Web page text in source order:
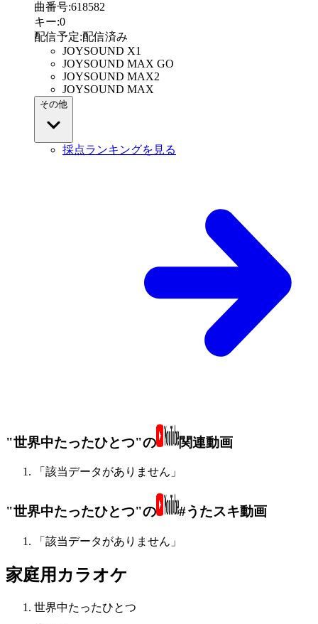
曲番号:618582
キー:0
配信予定:配信済み
JOYSOUND X1
JOYSOUND MAX GO
JOYSOUND MAX2
JOYSOUND MAX
その他
採点ランキングを見る
"世界中たったひとつ"の 関連動画
「該当データがありません」
"世界中たったひとつ"の #うたスキ動画
「該当データがありません」
家庭用カラオケ
世界中たったひとつ